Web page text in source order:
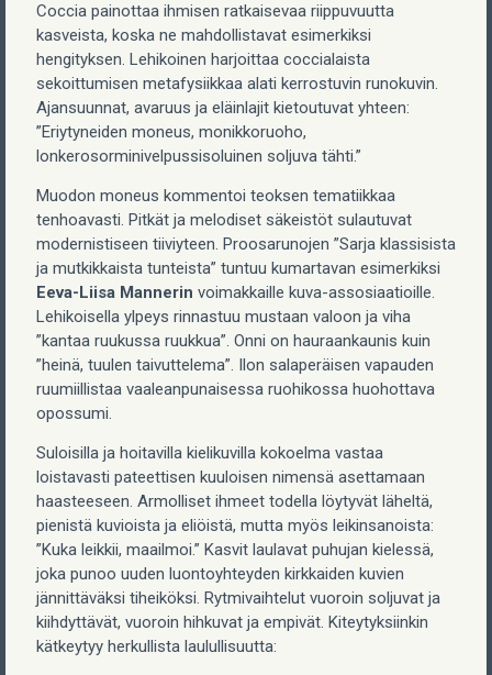
Coccia painottaa ihmisen ratkaisevaa riippuvuutta
kasveista, koska ne mahdollistavat esimerkiksi
hengityksen. Lehikoinen harjoittaa coccialaista
sekoittumisen metafysiikkaa alati kerrostuvin runokuvin.
Ajansuunnat, avaruus ja eläinlajit kietoutuvat yhteen:
”Eriytyneiden moneus, monikkoruoho,
lonkerosorminivelpussisoluinen soljuva tähti.”
Muodon moneus kommentoi teoksen tematiikkaa
tenhoavasti. Pitkät ja melodiset säkeistöt sulautuvat
modernistiseen tiiviyteen. Proosarunojen ”Sarja klassisista
ja mutkikkaista tunteista” tuntuu kumartavan esimerkiksi
Eeva-Liisa Mannerin voimakkaille kuva-assosiaatioille.
Lehikoisella ylpeys rinnastuu mustaan valoon ja viha
”kantaa ruukussa ruukkua”. Onni on hauraankaunis kuin
”heinä, tuulen taivuttelema”. Ilon salaperäisen vapauden
ruumiillistaa vaaleanpunaisessa ruohikossa huohottava
opossumi.
Suloisilla ja hoitavilla kielikuvilla kokoelma vastaa
loistavasti pateettisen kuuloisen nimensä asettamaan
haasteeseen. Armolliset ihmeet todella löytyvät läheltä,
pienistä kuvioista ja eliöistä, mutta myös leikinsanoista:
”Kuka leikkii, maailmoi.” Kasvit laulavat puhujan kielessä,
joka punoo uuden luontoyhteyden kirkkaiden kuvien
jännittäväksi tiheiköksi. Rytmivaihtelut vuoroin soljuvat ja
kiihdyttävät, vuoroin hihkuvat ja empivät. Kiteytyksiinkin
kätkeytyy herkullista laulullisuutta: